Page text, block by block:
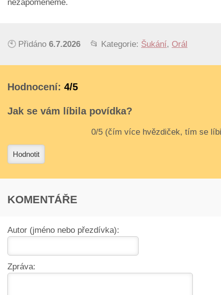
nezapomeneme.
🕙 Přidáno 6.7.2026 📂 Kategorie: Šukání, Orál
Hodnocení: 4/5
Jak se vám líbila povídka?
Hodnotit
KOMENTÁŘE
Autor (jméno nebo přezdívka):
Zpráva: